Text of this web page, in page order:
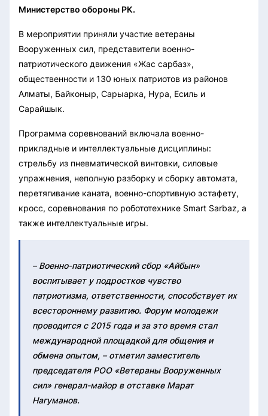
Министерство обороны РК.
В мероприятии приняли участие ветераны
Вооруженных сил, представители военно-
патриотического движения «Жас сарбаз»,
общественности и 130 юных патриотов из районов
Алматы, Байконыр, Сарыарка, Нура, Есиль и
Сарайшык.
Программа соревнований включала военно-
прикладные и интеллектуальные дисциплины:
стрельбу из пневматической винтовки, силовые
упражнения, неполную разборку и сборку автомата,
перетягивание каната, военно-спортивную эстафету,
кросс, соревнования по робототехнике Smart Sarbaz, а
также интеллектуальные игры.
– Военно-патриотический сбор «Айбын»
воспитывает у подростков чувство
патриотизма, ответственности, способствует их
всестороннему развитию. Форум молодежи
проводится с 2015 года и за это время стал
международной площадкой для общения и
обмена опытом, – отметил заместитель
председателя РОО «Ветераны Вооруженных
сил» генерал-майор в отставке Марат
Нагуманов.